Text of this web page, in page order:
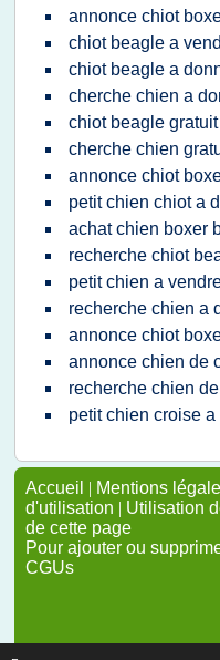
annonce chiot
chiot beagle a
chiot beagle a
cherche chien a
chiot beagle gratuit
cherche chien
annonce chiot
petit chien chiot a
achat chien boxer
recherche chiot
petit chien a
recherche chien a
annonce chiot
annonce chien de
recherche chien
petit chien croise a
Accueil | Mentions
d'utilisation | Utilisation
de cette page
Pour ajouter ou
CGUs